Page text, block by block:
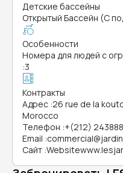
Детские бассейны
Открытый Бассейн (С
Особенности
Номера для людей с
:3
Контракты
Адрес :26 rue de la
Morocco
Телефон :+(212)
Email :
Сайт :